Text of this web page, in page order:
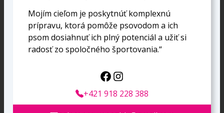
Mojím cieľom je poskytnúť komplexnú
prípravu, ktorá pomôže psovodom a ich
psom dosiahnuť ich plný potenciál a užiť si
radosť zo spoločného športovania.“
+421 918 228 388